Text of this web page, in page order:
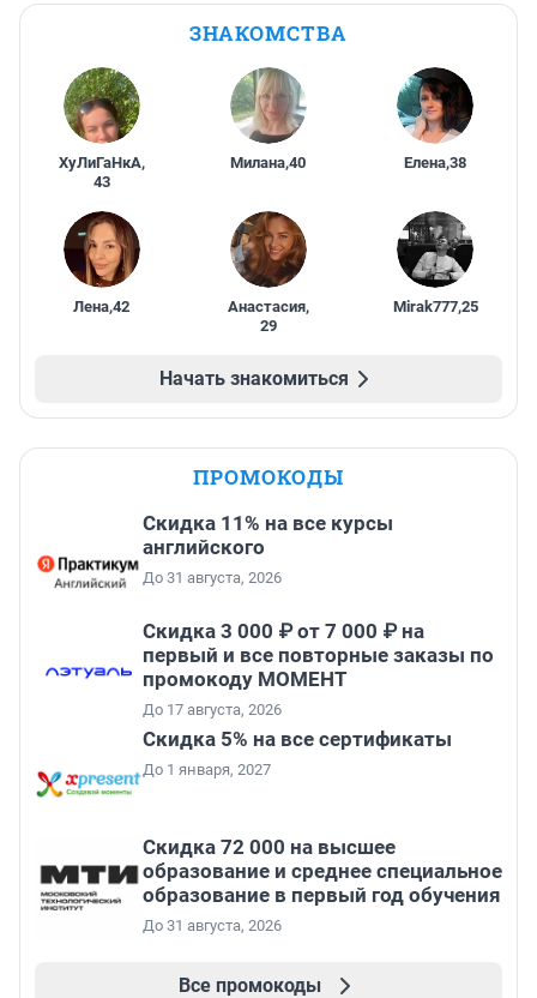
ЗНАКОМСТВА
ХуЛиГаНкА,
43
Милана,40 Елена,38
Лена,42 Анастасия,
29
Mirak777,25
Начать знакомиться
ПРОМОКОДЫ
Скидка 11% на все курсы
английского
До 31 августа, 2026
Скидка 3 000 ₽ от 7 000 ₽ на
первый и все повторные заказы по
промокоду МОМЕНТ
До 17 августа, 2026
Скидка 5% на все сертификаты
До 1 января, 2027
Скидка 72 000 на высшее
образование и среднее специальное
образование в первый год обучения
До 31 августа, 2026
Все промокоды